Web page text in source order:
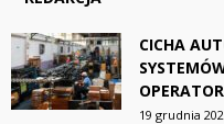
CICHA
19 grudnia